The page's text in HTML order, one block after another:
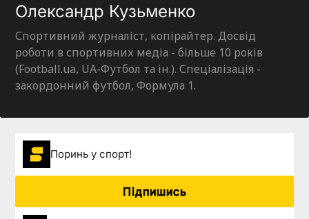
Олександр Кузьменко
Спортивний журналіст, копірайтер. Досвід
роботи в спортивних медіа - більше 10 років
(Football.ua, UA-Футбол та ін.). Спеціалізація -
закордонний футбол, Формула 1.
Поринь у спорт!
Підпишись